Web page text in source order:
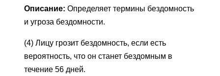
Описание: Определяет термины бездомность
и угроза бездомности.
(4) Лицу грозит бездомность, если есть
вероятность, что он станет бездомным в
течение 56 дней.